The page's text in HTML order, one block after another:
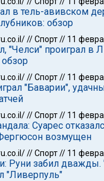
в тель-авивском
обзор
//Спорт// 11
"Челси" проиграл в
//Спорт// 11
"Баварии",
//Спорт// 11
Суарес
возмущен
//Спорт// 11
Руни забил дважды.
"Ливерпуль"